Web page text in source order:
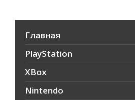
Главная
PlayStation
XBox
Nintendo